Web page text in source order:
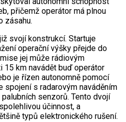
přičemž operátor má plnou
zásahu.
svojí konstrukcí. Startuje
operační výšky přejde do
jej může rádiovým
km navádět buď operátor
je řízen autonomně pomocí
spojení s radarovým naváděním
senzorů. Tento dvojí
účinnost, a
typů elektronického rušení.